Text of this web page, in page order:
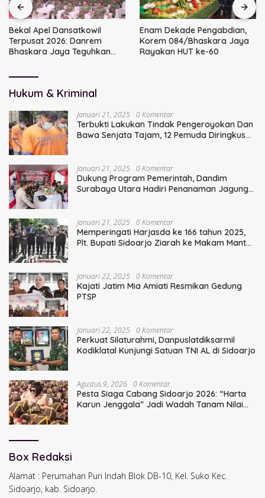
Bekal Apel Dansatkowil
Terpusat 2026: Danrem
Bhaskara Jaya Teguhkan
Enam Dekade Pengabdian,
Korem 084/Bhaskara Jaya
Rayakan HUT ke-60
Hukum & Kriminal
Januari 21, 2025 0 Komentar
Terbukti Lakukan Tindak Pengeroyokan Dan
Bawa Senjata Tajam, 12 Pemuda Diringkus
Januari 21, 2025 0 Komentar
Dukung Program Pemerintah, Dandim
Surabaya Utara Hadiri Penanaman Jagung
Januari 21, 2025 0 Komentar
Memperingati Harjasda ke 166 tahun 2025,
Plt. Bupati Sidoarjo Ziarah ke Makam Mantan
Januari 22, 2025 0 Komentar
Kajati Jatim Mia Amiati Resmikan Gedung
PTSP
Januari 22, 2025 0 Komentar
Perkuat Silaturahmi, Danpuslatdiksarmil
Kodiklatal Kunjungi Satuan TNI AL di Sidoarjo
Agustus 9, 2026 0 Komentar
Pesta Siaga Cabang Sidoarjo 2026: “Harta
Karun Jenggala” Jadi Wadah Tanam Nilai
Box Redaksi
Alamat : Perumahan Puri Indah Blok DB-10, Kel. Suko Kec.
Sidoarjo, kab. Sidoarjo.